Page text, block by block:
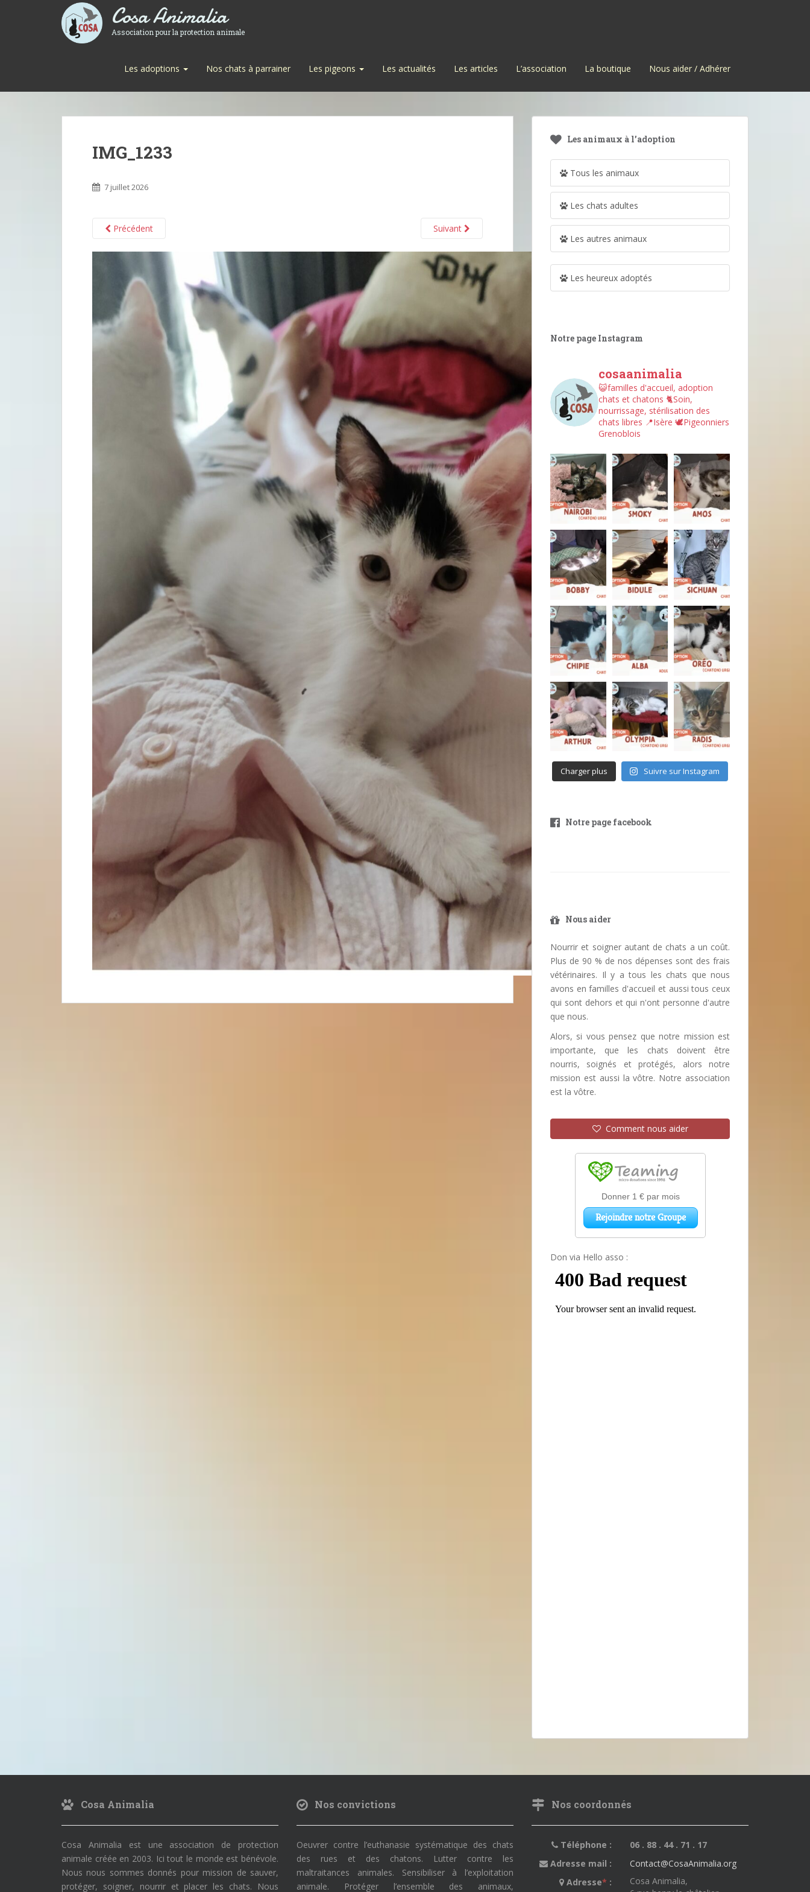
Cosa Animalia
Association pour la protection animale
Les adoptions Nos chats à parrainer Les pigeons Les actualités Les articles L’association La boutique Nous aider / Adhérer
IMG_1233
7 juillet 2026
Précédent Suivant
Les animaux à l’adoption
Tous les animaux
Les chats adultes
Les autres animaux
Les heureux adoptés
Notre page Instagram
cosaanimalia
😺familles d'accueil, adoption
chats et chatons 🐈Soin,
nourrissage, stérilisation des
chats libres 📍Isère 🕊︎Pigeonniers
Grenoblois
Charger plus Suivre sur Instagram
Notre page facebook
Nous aider
Nourrir et soigner autant de chats a un coût.
Plus de 90 % de nos dépenses sont des frais
vétérinaires. Il y a tous les chats que nous
avons en familles d'accueil et aussi tous ceux
qui sont dehors et qui n'ont personne d'autre
que nous.
Alors, si vous pensez que notre mission est
importante, que les chats doivent être
nourris, soignés et protégés, alors notre
mission est aussi la vôtre. Notre association
est la vôtre.
Comment nous aider
Don via Hello asso :
Cosa Animalia
Cosa Animalia est une association de protection
animale créée en 2003. Ici tout le monde est bénévole.
Nous nous sommes donnés pour mission de sauver,
protéger, soigner, nourrir et placer les chats. Nous
Nos convictions
Oeuvrer contre l’euthanasie systématique des chats
des rues et des chatons. Lutter contre les
maltraitances animales. Sensibiliser à l’exploitation
animale. Protéger l’ensemble des animaux,
Nos coordonnés
Téléphone :
06 . 88 . 44 . 71 . 17
Adresse mail :
Contact@CosaAnimalia.org
Adresse* :
Cosa Animalia,